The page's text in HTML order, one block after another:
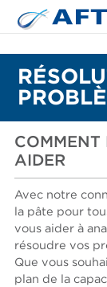
COMMENT
AIDER
Avec notre
la pâte pour
vous aider à
résoudre vos
Que vous
plan de la